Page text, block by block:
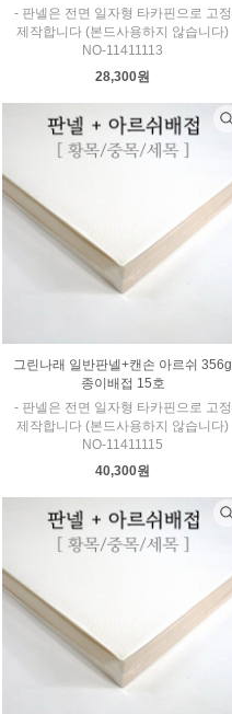
- 판넬은 전면 일자형 타카핀으로 고정
제작합니다 (본드사용하지 않습니다)
NO-11411113
28,300원
그린나래 일반판넬+캔손 아르쉬 356g
종이배접 15호
- 판넬은 전면 일자형 타카핀으로 고정
제작합니다 (본드사용하지 않습니다)
NO-11411115
40,300원